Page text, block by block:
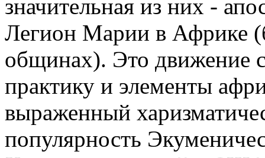
значительная из них -
Легион Марии в Африке
общинах). Это движение
практику и элементы
выраженный
популярность